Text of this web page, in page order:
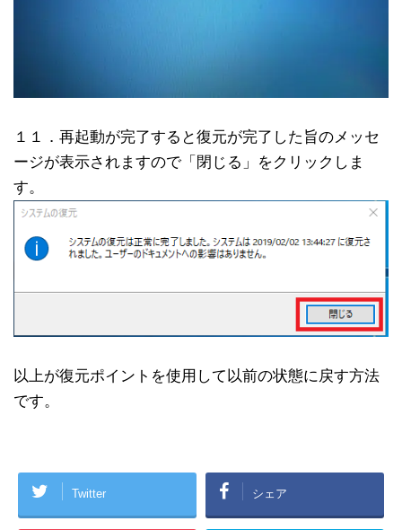
１１．再起動が完了すると復元が完了した旨のメッセ
ージが表示されますので「閉じる」をクリックしま
す。
以上が復元ポイントを使用して以前の状態に戻す方法
です。
Twitter シェア